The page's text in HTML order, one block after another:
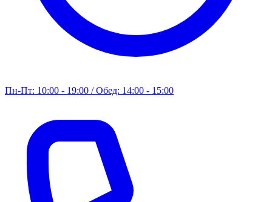
Пн-Пт: 10:00 - 19:00 / Обед: 14:00 - 15:00